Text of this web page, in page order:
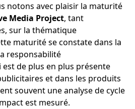
notons avec plaisir la maturité
Media Project, tant
sur la thématique
maturité se constate dans la
responsabilité
de plus en plus présente
et dans les produits
souvent une analyse de cycle
est mesuré.